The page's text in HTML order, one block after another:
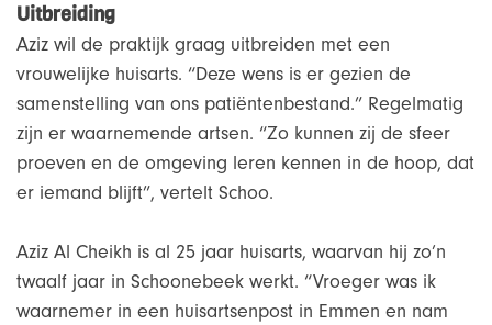
Uitbreiding
Aziz wil de praktijk graag uitbreiden met een
vrouwelijke huisarts. “Deze wens is er gezien de
samenstelling van ons patiëntenbestand.” Regelmatig
zijn er waarnemende artsen. “Zo kunnen zij de sfeer
proeven en de omgeving leren kennen in de hoop, dat
er iemand blijft”, vertelt Schoo.
Aziz Al Cheikh is al 25 jaar huisarts, waarvan hij zo’n
twaalf jaar in Schoonebeek werkt. “Vroeger was ik
waarnemer in een huisartsenpost in Emmen en nam